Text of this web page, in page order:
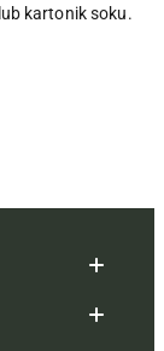
kartonik soku.